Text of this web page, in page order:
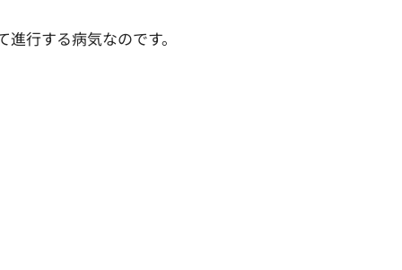
行する病気なのです。